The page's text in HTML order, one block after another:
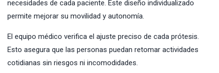
necesidades de cada paciente. Este diseño individualizado
permite mejorar su movilidad y autonomía.
El equipo médico verifica el ajuste preciso de cada prótesis.
Esto asegura que las personas puedan retomar actividades
cotidianas sin riesgos ni incomodidades.